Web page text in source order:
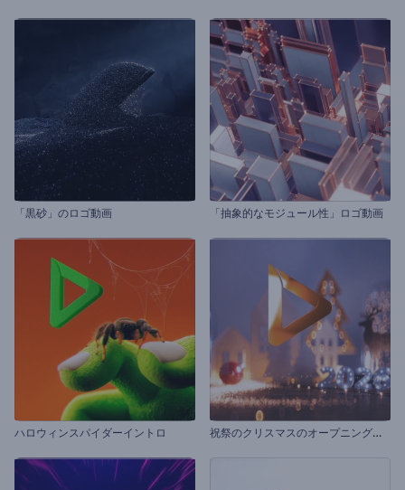
「黒砂」のロゴ動画 「抽象的なモジュール性」ロゴ動画
ハロウィンスパイダーイントロ 祝
祭のクリスマスのオープニング動画